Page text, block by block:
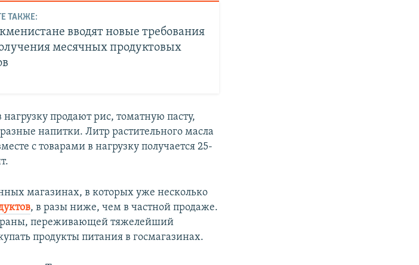
ТАКЖЕ:
вводят новые требования
месячных продуктовых
продают рис, томатную пасту,
напитки. Литр растительного масла
с товарами в нагрузку получается 25-
магазинах, в которых уже несколько
, в разы ниже, чем в частной продаже.
переживающей тяжелейший
продукты питания в госмагазинах.